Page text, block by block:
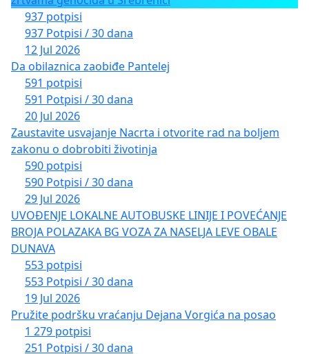
937 potpisi
937 Potpisi / 30 dana
12 Jul 2026
Da obilaznica zaobiđe Pantelej
591 potpisi
591 Potpisi / 30 dana
20 Jul 2026
Zaustavite usvajanje Nacrta i otvorite rad na boljem
zakonu o dobrobiti životinja
590 potpisi
590 Potpisi / 30 dana
29 Jul 2026
UVOĐENJE LOKALNE AUTOBUSKE LINIJE I POVEĆANJE
BROJA POLAZAKA BG VOZA ZA NASELJA LEVE OBALE
DUNAVA
553 potpisi
553 Potpisi / 30 dana
19 Jul 2026
Pružite podršku vraćanju Dejana Vorgića na posao
1 279 potpisi
251 Potpisi / 30 dana